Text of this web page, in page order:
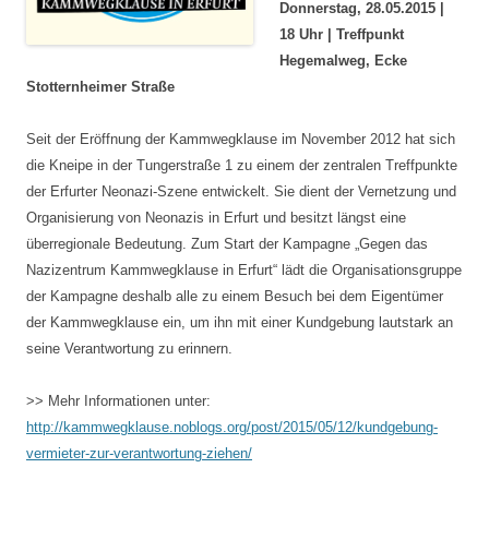
Donnerstag, 28.05.2015
18 Uhr | Treffpunkt
Hegemalweg, Ecke
Stotternheimer Straße
Seit der Eröffnung der Kammwegklause im November 2012 hat sich
die Kneipe in der Tungerstraße 1 zu einem der zentralen Treffpunkte
der Erfurter Neonazi-Szene entwickelt. Sie dient der Vernetzung und
Organisierung von Neonazis in Erfurt und besitzt längst eine
überregionale Bedeutung. Zum Start der Kampagne „Gegen das
Nazizentrum Kammwegklause in Erfurt“ lädt die Organisationsgruppe
der Kampagne deshalb alle zu einem Besuch bei dem Eigentümer
der Kammwegklause ein, um ihn mit einer Kundgebung lautstark an
seine Verantwortung zu erinnern.
>> Mehr Informationen unter:
http://kammwegklause.noblogs.org/post/2015/05/12/kundgebung-
vermieter-zur-verantwortung-ziehen/